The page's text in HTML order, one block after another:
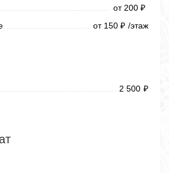
от 200 ₽
от 150 ₽ /этаж
2 500 ₽